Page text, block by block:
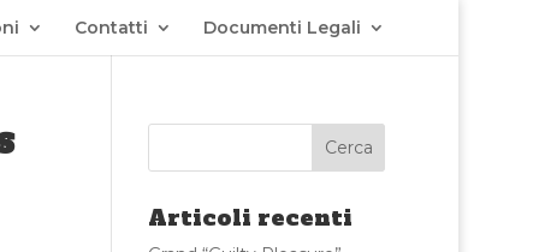
Contatti Documenti Legali
Articoli recenti